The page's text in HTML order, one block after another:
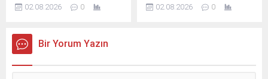
yayılmadan...
saatlerinde Nusaybin
Mahallesi mevkisindeki
uluslararası İpekyolu’nda
02.08.2026 0
yaşındaki genç yaşamını
02.08.2026 0
Bir Yorum Yazın